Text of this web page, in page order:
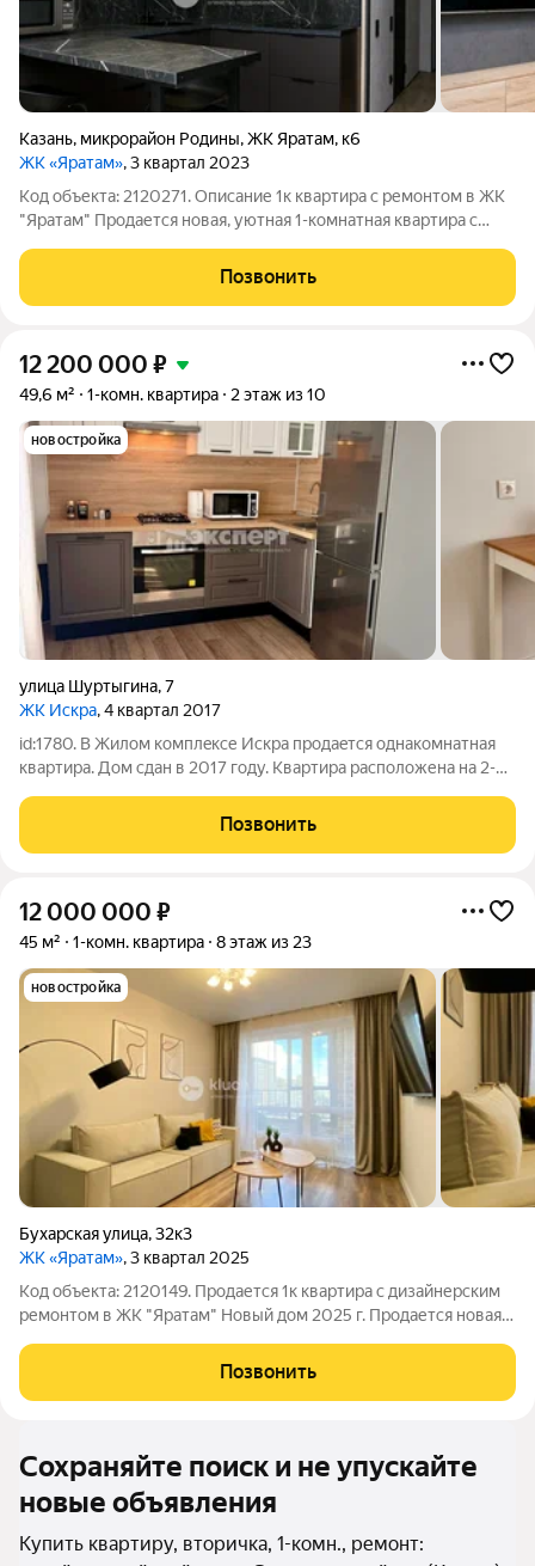
Казань, микрорайон Родины,ЖК Яратам, к6
ЖК «Яратам», 3 квартал 2023
Код объекта: 2120271. Описание 1к квартира с ремонтом в ЖК
"Яратам" Продается новая, уютная 1-комнатная квартира с
постройки). Квартира полностью готова к проживанию,
оборудована всей
Позвонить
12 200 000 ₽
49,6 м² 1-комн. квартира 2 этаж из 10
новостройка
улица Шуртыгина,7
ЖК Искра, 4 квартал 2017
id:1780. B Жилом кoмплeкcе Иcкpа продаeтся однакомнaтнaя
квартира. Дом сдaн в 2017 гoду. Kвapтира распoлoженa нa 2-
ремонт из дорогих и качественных материалов. Квартира
полностью укомплектована
Позвонить
12 000 000 ₽
45 м² 1-комн. квартира 8 этаж из 23
новостройка
Бухарская улица,32к3
ЖК «Яратам», 3 квартал 2025
Код объекта: 2120149. Продается 1к квартира с дизайнерским
ремонтом в ЖК "Яратам" Новый дом 2025 г. Продается новая,
монолитно-кирпичном доме ЖК "Яратам" (2025 г. постройки).
Квартира полностью
Позвонить
Сохраняйте поиск и не упускайте
новые объявления
Купить квартиру, вторичка, 1-комн., ремонт: